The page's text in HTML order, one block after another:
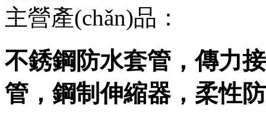
主營產(chǎn)品：
不銹鋼防水套管，傳力
管，鋼制伸縮器，柔性